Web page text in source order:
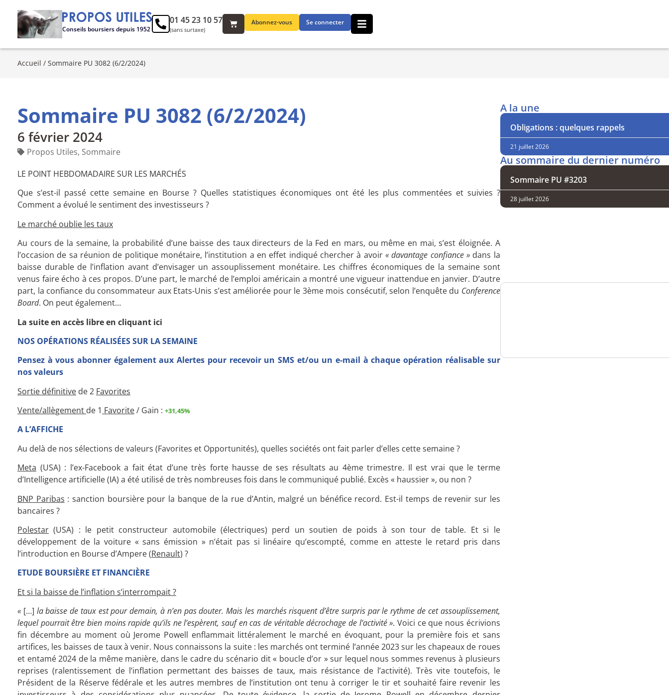
Conseils boursiers depuis 1952
Abonnez-vous Se connecter
01 45 23 10 57
(sans surtaxe)
Accueil / Sommaire PU 3082 (6/2/2024)
Sommaire PU 3082 (6/2/2024)
6 février 2024
Propos Utiles, Sommaire
LE POINT HEBDOMADAIRE SUR LES MARCHÉS
Que s’est-il passé cette semaine en Bourse ? Quelles statistiques économiques ont été les plus commentées et suivies ?
Comment a évolué le sentiment des investisseurs ?
Le marché oublie les taux
Au cours de la semaine, la probabilité d’une baisse des taux directeurs de la Fed en mars, ou même en mai, s’est éloignée. A
l’occasion de sa réunion de politique monétaire, l’institution a en effet indiqué chercher à avoir « davantage confiance » dans la
baisse durable de l’inflation avant d’envisager un assouplissement monétaire. Les chiffres économiques de la semaine sont
venus faire écho à ces propos. D’une part, le marché de l’emploi américain a montré une vigueur inattendue en janvier. D’autre
part, la confiance du consommateur aux Etats-Unis s’est améliorée pour le 3ème mois consécutif, selon l’enquête du Conference
Board. On peut également…
La suite en accès libre en cliquant ici
NOS OPÉRATIONS RÉALISÉES SUR LA SEMAINE
Pensez à vous abonner également aux Alertes pour recevoir un SMS et/ou un e-mail à chaque opération réalisable sur
nos valeurs
Sortie définitive de 2 Favorites
Vente/allègement de 1 Favorite/ Gain : +31,45%
A L’AFFICHE
Au delà de nos sélections de valeurs (Favorites et Opportunités), quelles sociétés ont fait parler d’elles cette semaine ?
Meta (USA) : l’ex-Facebook a fait état d’une très forte hausse de ses résultats au 4ème trimestre. Il est vrai que le terme
d’Intelligence artificielle (IA) a été utilisé de très nombreuses fois dans le communiqué publié. Excès « haussier », ou non ?
BNP Paribas : sanction boursière pour la banque de la rue d’Antin, malgré un bénéfice record. Est-il temps de revenir sur les
bancaires ?
Polestar (USA) : le petit constructeur automobile (électriques) perd un soutien de poids à son tour de table. Et si le
développement de la voiture « sans émission » n’était pas si linéaire qu’escompté, comme en atteste le retard pris dans
l’introduction en Bourse d’Ampere (Renault) ?
ETUDE BOURSIÈRE ET FINANCIÈRE
Et si la baisse de l’inflation s’interrompait ?
« […] la baisse de taux est pour demain, à n’en pas douter. Mais les marchés risquent d’être surpris par le rythme de cet assouplissement,
lequel pourrait être bien moins rapide qu’ils ne l’espèrent, sauf en cas de véritable décrochage de l’activité ». Voici ce que nous écrivions
fin décembre au moment où Jerome Powell enflammait littéralement le marché en évoquant, pour la première fois et sans
artifices, les baisses de taux à venir. Nous connaissons la suite : les marchés ont terminé l’année 2023 sur les chapeaux de roues
et entamé 2024 de la même manière, dans le cadre du scénario dit « boucle d’or » sur lequel nous sommes revenus à plusieurs
reprises (ralentissement de l’inflation permettant des baisses de taux, mais résistance de l’activité). Très vite toutefois, le
Président de la Réserve fédérale et les autres membres de l’institution ont tenu à corriger le tir et souhaité faire revenir les
A la une
Obligations : quelques rappels
21 juillet 2026
Au sommaire du dernier numéro
Sommaire PU #3203
28 juillet 2026